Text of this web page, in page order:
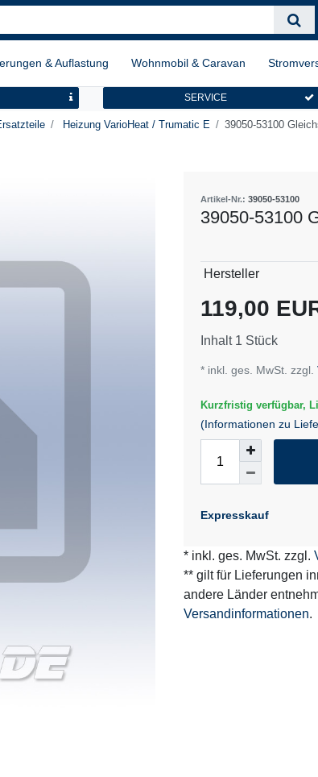
& Auflastung Wohnmobil & Caravan
SERVICE
Heizung VarioHeat / Trumatic E 39050-53100
Artikel-Nr.: 39050-53100
39050-53100
Technisches
Wert
Hersteller
119,00
Inhalt 1 Stück
* inkl. ges. MwSt. zzgl.
Kurzfristig verfügbar,
(Informationen zu
Expresskauf
* inkl. ges. MwSt. zzgl.
** gilt für Lieferungen
andere Länder
Versandinformationen.